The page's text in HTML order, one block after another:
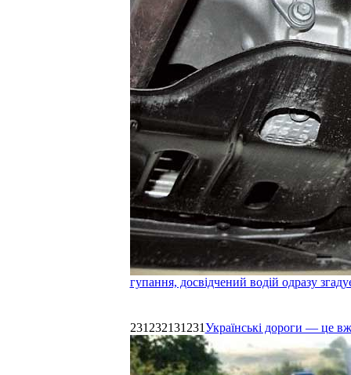
гупання, досвідчений водій одразу
231232131231Українські дороги — це